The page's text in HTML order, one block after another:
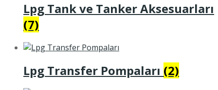
Lpg Tank ve Tanker Aksesuarları
(7)
Lpg Transfer Pompaları (2)